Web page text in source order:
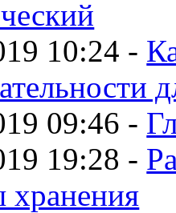
10:24 -
09:46 -
19:28 -
хранения